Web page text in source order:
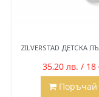
ZILVERSTAD ДЕТСКА
35,20 лв. / 18
Поръчай